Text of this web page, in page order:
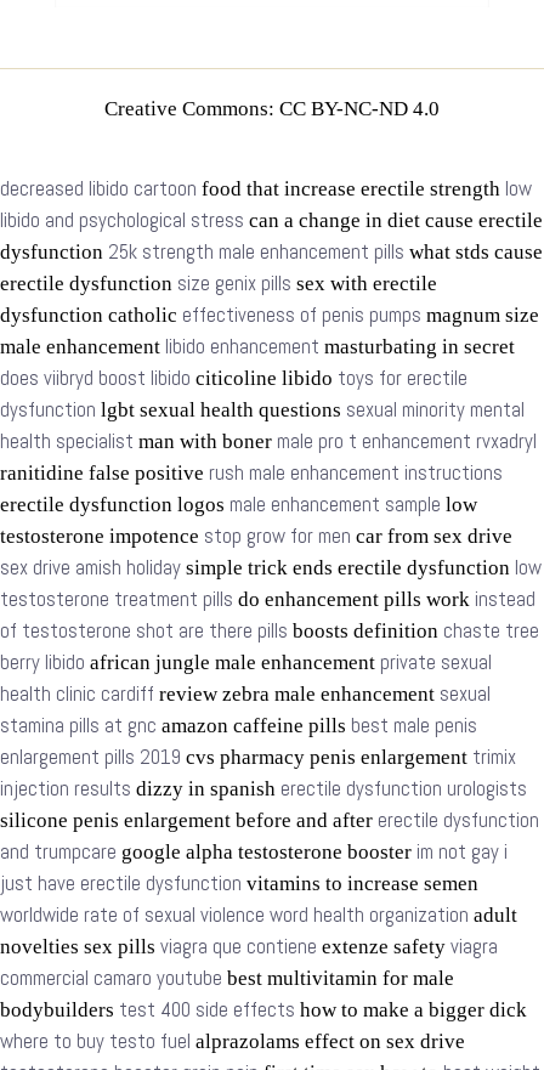
Creative Commons: CC BY-NC-ND 4.0
decreased libido cartoon food that increase erectile strength low
libido and psychological stress can a change in diet cause erectile
dysfunction 25k strength male enhancement pills what stds cause
erectile dysfunction size genix pills sex with erectile
dysfunction catholic effectiveness of penis pumps magnum size
male enhancement libido enhancement masturbating in secret
does viibryd boost libido citicoline libido toys for erectile
dysfunction lgbt sexual health questions sexual minority mental
health specialist man with boner male pro t enhancement rvxadryl
ranitidine false positive rush male enhancement instructions
erectile dysfunction logos male enhancement sample low
testosterone impotence stop grow for men car from sex drive
sex drive amish holiday simple trick ends erectile dysfunction low
testosterone treatment pills do enhancement pills work instead
of testosterone shot are there pills boosts definition chaste tree
berry libido african jungle male enhancement private sexual
health clinic cardiff review zebra male enhancement sexual
stamina pills at gnc amazon caffeine pills best male penis
enlargement pills 2019 cvs pharmacy penis enlargement trimix
injection results dizzy in spanish erectile dysfunction urologists
silicone penis enlargement before and after erectile dysfunction
and trumpcare google alpha testosterone booster im not gay i
just have erectile dysfunction vitamins to increase semen
worldwide rate of sexual violence word health organization adult
novelties sex pills viagra que contiene extenze safety viagra
commercial camaro youtube best multivitamin for male
bodybuilders test 400 side effects how to make a bigger dick
where to buy testo fuel alprazolams effect on sex drive